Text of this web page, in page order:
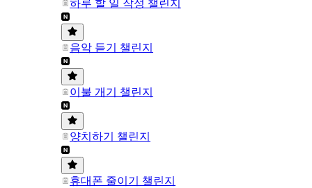
하루 할 일 작성 챌린지
음악 듣기 챌린지
이불 개기 챌린지
양치하기 챌린지
휴대폰 줄이기 챌린지